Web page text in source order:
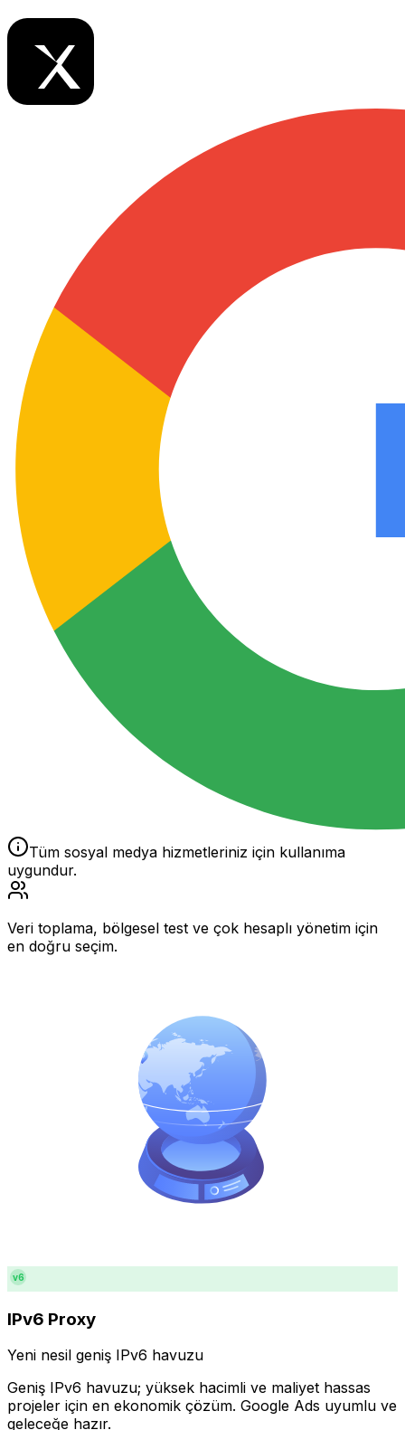
Tüm sosyal medya hizmetleriniz için kullanıma
uygundur.
Veri toplama, bölgesel test ve çok hesaplı yönetim için
en doğru seçim.
v6
IPv6 Proxy
Yeni nesil geniş IPv6 havuzu
Geniş IPv6 havuzu; yüksek hacimli ve maliyet hassas
projeler için en ekonomik çözüm. Google Ads uyumlu ve
geleceğe hazır.